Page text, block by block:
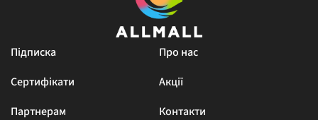
Підписка
Про нас
Сертифікати
Акції
Партнерам
Контакти